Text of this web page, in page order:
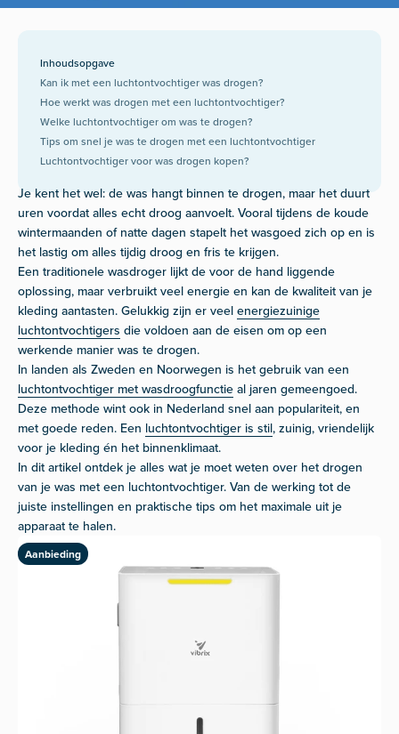
Inhoudsopgave
Kan ik met een luchtontvochtiger was drogen?
Hoe werkt was drogen met een luchtontvochtiger?
Welke luchtontvochtiger om was te drogen?
Tips om snel je was te drogen met een luchtontvochtiger
Luchtontvochtiger voor was drogen kopen?
Je kent het wel: de was hangt binnen te drogen, maar het duurt
uren voordat alles echt droog aanvoelt. Vooral tijdens de koude
wintermaanden of natte dagen stapelt het wasgoed zich op en is
het lastig om alles tijdig droog en fris te krijgen.
Een traditionele wasdroger lijkt de voor de hand liggende
oplossing, maar verbruikt veel energie en kan de kwaliteit van je
kleding aantasten. Gelukkig zijn er veel energiezuinige
luchtontvochtigers die voldoen aan de eisen om op een
werkende manier was te drogen.
In landen als Zweden en Noorwegen is het gebruik van een
luchtontvochtiger met wasdroogfunctie al jaren gemeengoed.
Deze methode wint ook in Nederland snel aan populariteit, en
met goede reden. Een luchtontvochtiger is stil, zuinig, vriendelijk
voor je kleding én het binnenklimaat.
In dit artikel ontdek je alles wat je moet weten over het drogen
van je was met een luchtontvochtiger. Van de werking tot de
juiste instellingen en praktische tips om het maximale uit je
apparaat te halen.
Aanbieding